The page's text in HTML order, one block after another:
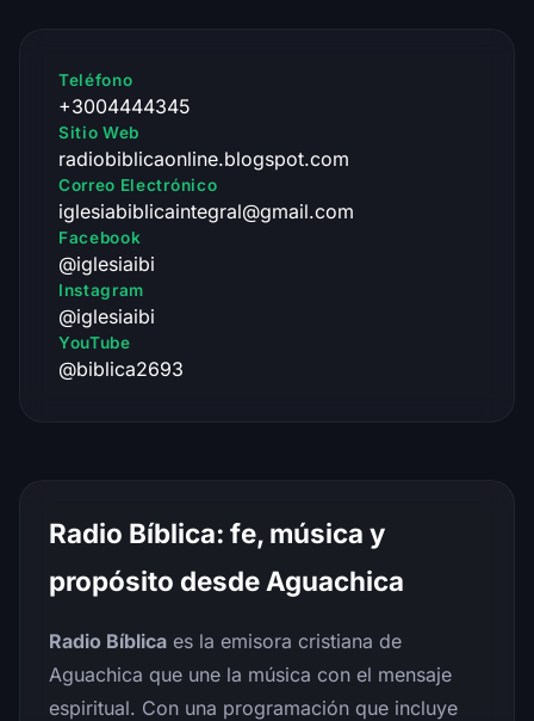
Teléfono
+3004444345
Sitio Web
radiobiblicaonline.blogspot.com
Correo Electrónico
iglesiabiblicaintegral@gmail.com
Facebook
@iglesiaibi
Instagram
@iglesiaibi
YouTube
@biblica2693
Radio Bíblica: fe, música y
propósito desde Aguachica
Radio Bíblica es la emisora cristiana de
Aguachica que une la música con el mensaje
espiritual. Con una programación que incluye